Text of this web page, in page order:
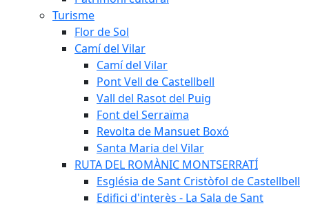
Turisme
Flor de Sol
Camí del Vilar
Camí del Vilar
Pont Vell de Castellbell
Vall del Rasot del Puig
Font del Serraïma
Revolta de Mansuet Boxó
Santa Maria del Vilar
RUTA DEL ROMÀNIC MONTSERRATÍ
Església de Sant Cristòfol de Castellbell
Edifici d'interès - La Sala de Sant